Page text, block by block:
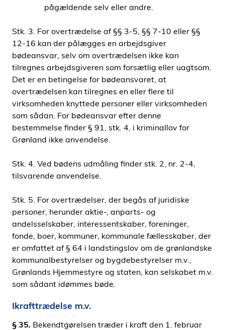
pågældende selv eller andre.
Stk. 3. For overtrædelse af §§ 3-5, §§ 7-10 eller §§
12-16 kan der pålægges en arbejdsgiver
bødeansvar, selv om overtrædelsen ikke kan
tilregnes arbejdsgiveren som forsætlig eller uagtsom.
Det er en betingelse for bødeansvaret, at
overtrædelsen kan tilregnes en eller flere til
virksomheden knyttede personer eller virksomheden
som sådan. For bødeansvar efter denne
bestemmelse finder § 91, stk. 4, i kriminallov for
Grønland ikke anvendelse.
Stk. 4. Ved bødens udmåling finder stk. 2, nr. 2-4,
tilsvarende anvendelse.
Stk. 5. For overtrædelser, der begås af juridiske
personer, herunder aktie-, anparts- og
andelsselskaber, interessentskaber, foreninger,
fonde, boer, kommuner, kommunale fællesskaber, der
er omfattet af § 64 i landstingslov om de grønlandske
kommunalbestyrelser og bygdebestyrelser m.v.,
Grønlands Hjemmestyre og staten, kan selskabet m.v.
som sådant idømmes bøde.
Ikrafttrædelse m.v.
§ 35. Bekendtgørelsen træder i kraft den 1. februar